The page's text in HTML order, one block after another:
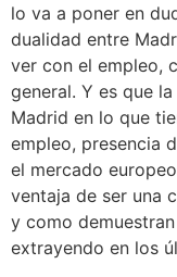
lo va a poner en
dualidad entre
ver con el empleo,
general. Y es que
Madrid en lo que
empleo, presencia
el mercado
ventaja de ser una
y como
extrayendo en los